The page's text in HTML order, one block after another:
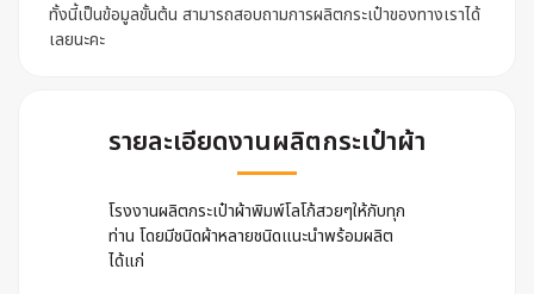
ทั้งนี้เป็นข้อมูลขั้นต้น สามารถสอบถามการผลิตกระเป๋าของทางเราได้
เลยนะคะ
รายละเอียดงานผลิตกระเป๋าผ้า
โรงงานผลิตกระเป๋าผ้าพิมพ์โลโก้สวยๆให้กับทุก
ท่าน โดยมีชนิดผ้าหลายชนิดแนะนำพร้อมผลิต
ได้แก่